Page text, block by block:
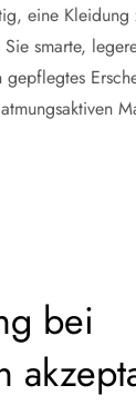
eine
smarte,
bei